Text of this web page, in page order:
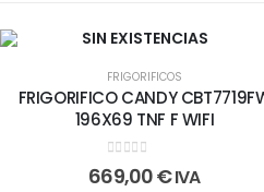
SIN EXISTENCIAS
FRIGORIFICOS
FRIGORIFICO CANDY
196X69 TNF F WIFI
0 out of 5
669,00€IVA